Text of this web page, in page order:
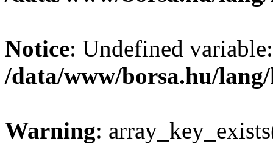
Notice: Undefined
/data/www/borsa.hu/
Warning: